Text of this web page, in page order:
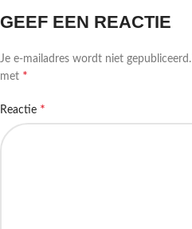
GEEF EEN REACTIE
Je e-mailadres wordt niet gepubliceerd.
met *
Reactie *